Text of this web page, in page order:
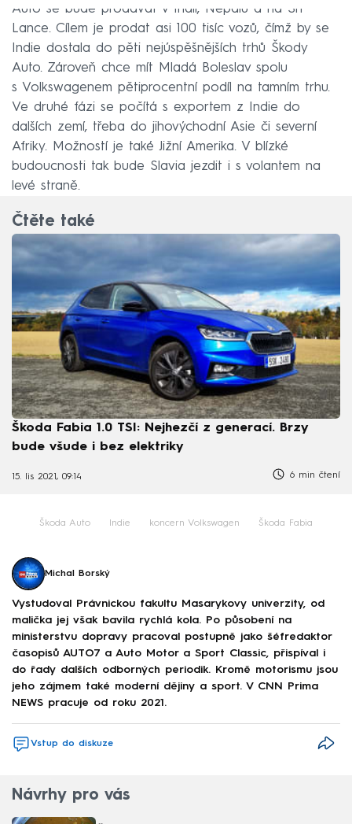
Auto se bude prodávat v Indii, Nepálu a na Srí
Lance. Cílem je prodat asi 100 tisíc vozů, čímž by se
Indie dostala do pěti nejúspěšnějších trhů Škody
Auto. Zároveň chce mít Mladá Boleslav spolu
s Volkswagenem pětiprocentní podíl na tamním trhu.
Ve druhé fázi se počítá s exportem z Indie do
dalších zemí, třeba do jihovýchodní Asie či severní
Afriky. Možností je také Jižní Amerika. V blízké
budoucnosti tak bude Slavia jezdit i s volantem na
levé straně.
Čtěte také
Škoda Fabia 1.0 TSI: Nejhezčí z generací. Brzy
bude všude i bez elektriky
15. lis 2021, 09:14 6 min čtení
Škoda Auto Indie koncern Volkswagen Škoda Fabia
Michal Borský
Vystudoval Právnickou fakultu Masarykovy univerzity, od
malička jej však bavila rychlá kola. Po působení na
ministerstvu dopravy pracoval postupně jako šéfredaktor
časopisů AUTO7 a Auto Motor a Sport Classic, přispíval i
do řady dalších odborných periodik. Kromě motorismu jsou
jeho zájmem také moderní dějiny a sport. V CNN Prima
NEWS pracuje od roku 2021.
Vstup do diskuze
Návrhy pro vás